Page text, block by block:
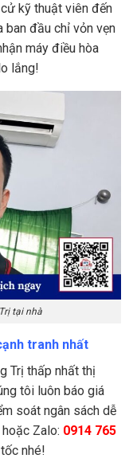
kỹ thuật viên đến
ban đầu chỉ vỏn vẹn
máy điều hòa
lắng!
tại nhà
tranh nhất
Trị thấp nhất thị
tôi luôn báo giá
soát ngân sách dễ
hoặc Zalo: 0914 765
nhé!